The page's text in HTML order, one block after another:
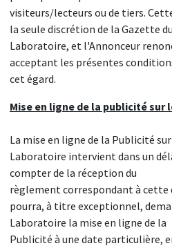
visiteurs/lecteurs ou de tiers.
la seule discrétion de la Gazette du
Laboratoire, et l'Annonceur
acceptant les présentes
cet égard.
Mise en ligne de la publicité sur
La mise en ligne de la Publicité
Laboratoire intervient dans un
compter de la réception du
règlement correspondant à cette
pourra, à titre exceptionnel,
Laboratoire la mise en ligne de la
Publicité à une date particulière,